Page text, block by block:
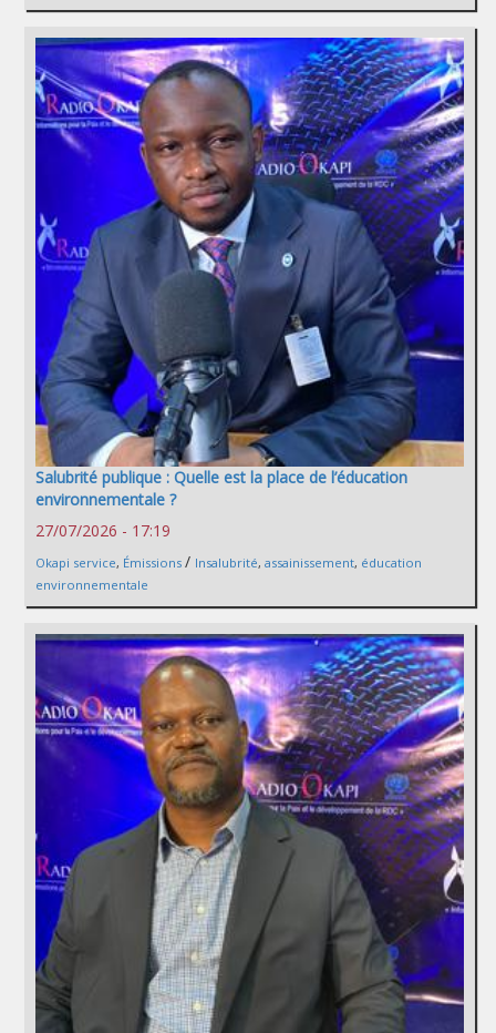
Salubrité publique : Quelle est la place de l’éducation
environnementale ?
27/07/2026 - 17:19
Okapi service, Émissions / Insalubrité, assainissement, éducation
environnementale